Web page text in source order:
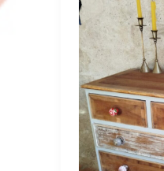
Creabois